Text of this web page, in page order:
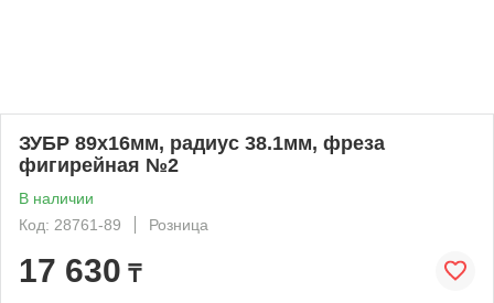
ЗУБР 89x16мм, радиус 38.1мм, фреза
фигирейная №2
В наличии
Код: 28761-89
Розница
17 630 ₸